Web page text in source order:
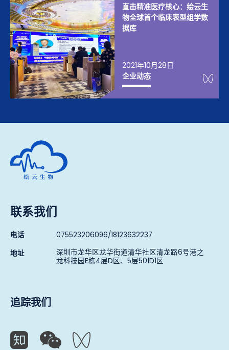
直击精准医疗核心：绘云生
物全球首个临床表型组学数
据库
企业动态
2021年10月28日
深圳市绘云生物科技有限公司
联系我们
电话 075523206096/18123632237
地址 深圳市龙华区龙华街道清华社区清龙路6号港之
龙科技园E栋4层D区、5层501D1区
追踪我们